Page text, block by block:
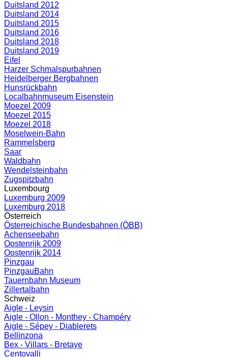
Duitsland 2012
Duitsland 2014
Duitsland 2015
Duitsland 2016
Duitsland 2018
Duitsland 2019
Eifel
Harzer Schmalspurbahnen
Heidelberger Bergbahnen
Hunsrückbahn
Localbahnmuseum Eisenstein
Moezel 2009
Moezel 2015
Moezel 2018
Moselwein-Bahn
Rammelsberg
Saar
Waldbahn
Wendelsteinbahn
Zugspitzbahn
Luxembourg
Luxemburg 2009
Luxemburg 2018
Österreich
Österreichische Bundesbahnen (ÖBB)
Achenseebahn
Oostenrijk 2009
Oostenrijk 2014
Pinzgau
PinzgauBahn
Tauernbahn Museum
Zillertalbahn
Schweiz
Aigle - Leysin
Aigle - Ollon - Monthey - Champéry
Aigle - Sépey - Diablerets
Bellinzona
Bex - Villars - Bretaye
Centovalli